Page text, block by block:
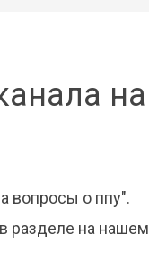
на
вопросы о ппу".
разделе на нашем